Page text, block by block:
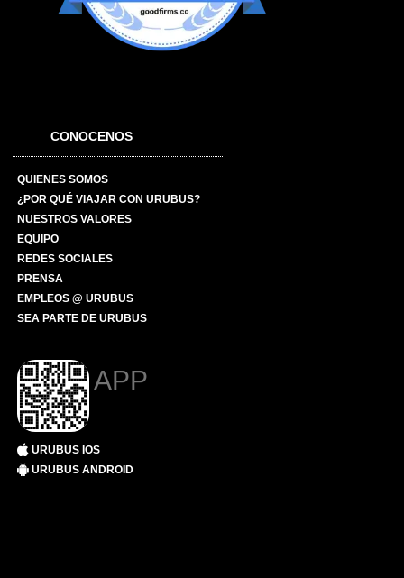
CONOCENOS
QUIENES SOMOS
¿POR QUÉ VIAJAR CON URUBUS?
NUESTROS VALORES
EQUIPO
REDES SOCIALES
PRENSA
EMPLEOS @ URUBUS
SEA PARTE DE URUBUS
APP
URUBUS IOS
URUBUS ANDROID